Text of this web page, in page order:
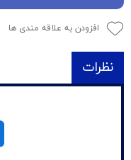
افزودن به علاقه مندی ها
نظرات